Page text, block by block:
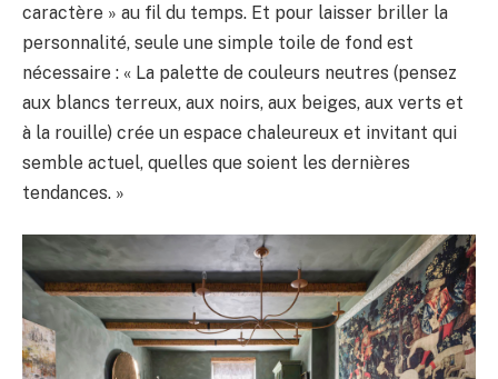
caractère » au fil du temps. Et pour laisser briller la
personnalité, seule une simple toile de fond est
nécessaire : « La palette de couleurs neutres (pensez
aux blancs terreux, aux noirs, aux beiges, aux verts et
à la rouille) crée un espace chaleureux et invitant qui
semble actuel, quelles que soient les dernières
tendances. »